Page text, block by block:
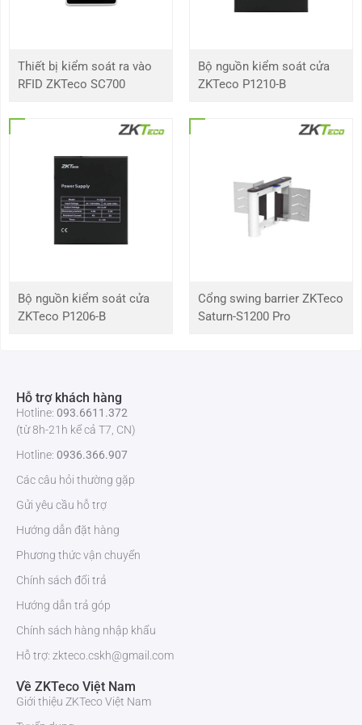
hành
và Âm
Đầu vào
Ủng hộ
trực
tiếp
Hiển thị
tách
1 / 4 / 6 / 8 KÊNH
phân
giải
1.3MP(1280*1024) / 1MP(1280*720) / D1(1024*768)
năng
trực
tiếp
ghi âm
Thiết bị kiểm soát ra vào
RFID ZKTeco SC700
Bộ nguồn kiểm soát cửa
ZKTeco P1210-B
Bộ nguồn kiểm soát cửa
ZKTeco P1206-B
Cổng swing barrier ZKTeco
Saturn-S1200 Pro
Hỗ trợ khách hàng
Hotline: 093.6611.372
(từ 8h-21h kể cả T7, CN)
Hotline: 0936.366.907
Các câu hỏi thường gặp
Gửi yêu cầu hỗ trợ
Hướng dẫn đặt hàng
Phương thức vận chuyển
Chính sách đổi trả
Hướng dẫn trả góp
Chính sách hàng nhập khẩu
Hỗ trợ: zkteco.cskh@gmail.com
Về ZKTeco Việt Nam
Giới thiệu ZKTeco Việt Nam